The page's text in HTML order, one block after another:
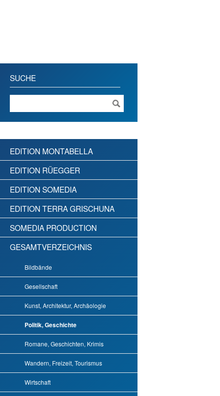
SUCHE
EDITION MONTABELLA
EDITION RÜEGGER
EDITION SOMEDIA
EDITION TERRA GRISCHUNA
SOMEDIA PRODUCTION
GESAMTVERZEICHNIS
Bildbände
Gesellschaft
Kunst, Architektur, Archäologie
Politik, Geschichte
Romane, Geschichten, Krimis
Wandern, Freizeit, Tourismus
Wirtschaft